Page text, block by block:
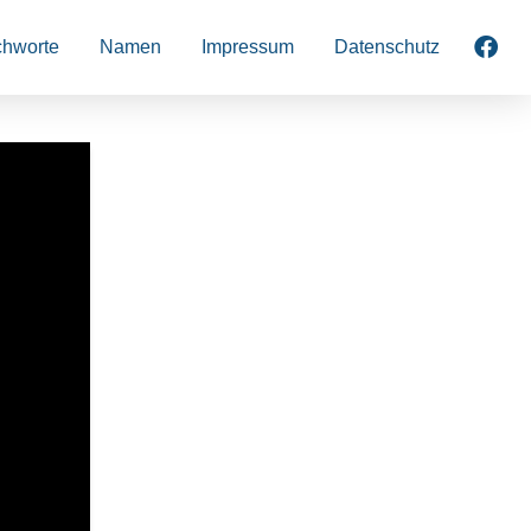
Namen Impressum Datenschutz